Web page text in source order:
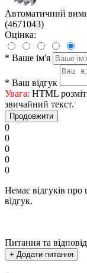
Автоматичний
(4671043)
Оцінка:
* Ваше ім'я
* Ваш відгук
Увага: HTML
звичайний текст.
Продовжити
0
0
0
0
0
Немає відгуків про
відгук.
Питання та
+ Додати питання